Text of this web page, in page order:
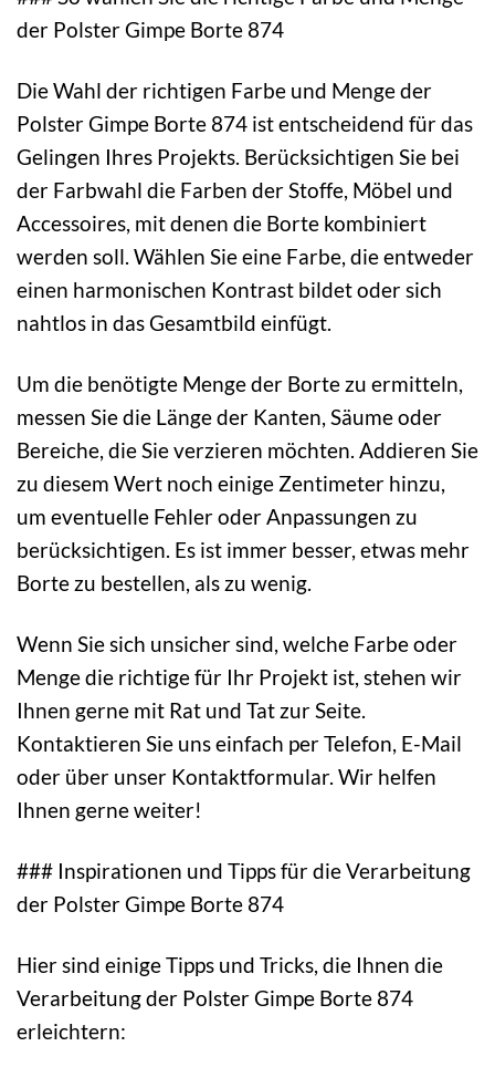
der Polster Gimpe Borte 874
Die Wahl der richtigen Farbe und Menge der
Polster Gimpe Borte 874 ist entscheidend für das
Gelingen Ihres Projekts. Berücksichtigen Sie bei
der Farbwahl die Farben der Stoffe, Möbel und
Accessoires, mit denen die Borte kombiniert
werden soll. Wählen Sie eine Farbe, die entweder
einen harmonischen Kontrast bildet oder sich
nahtlos in das Gesamtbild einfügt.
Um die benötigte Menge der Borte zu ermitteln,
messen Sie die Länge der Kanten, Säume oder
Bereiche, die Sie verzieren möchten. Addieren Sie
zu diesem Wert noch einige Zentimeter hinzu,
um eventuelle Fehler oder Anpassungen zu
berücksichtigen. Es ist immer besser, etwas mehr
Borte zu bestellen, als zu wenig.
Wenn Sie sich unsicher sind, welche Farbe oder
Menge die richtige für Ihr Projekt ist, stehen wir
Ihnen gerne mit Rat und Tat zur Seite.
Kontaktieren Sie uns einfach per Telefon, E-Mail
oder über unser Kontaktformular. Wir helfen
Ihnen gerne weiter!
### Inspirationen und Tipps für die Verarbeitung
der Polster Gimpe Borte 874
Hier sind einige Tipps und Tricks, die Ihnen die
Verarbeitung der Polster Gimpe Borte 874
erleichtern: